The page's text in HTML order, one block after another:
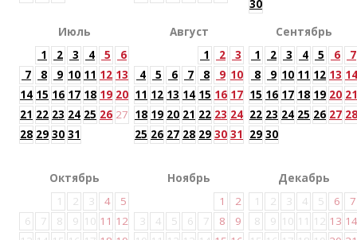
30
Июль
1
2 3 4 5
6
7
8 9 10 11 12 13
14 15 16 17 18 19 20
21 22 23 24 25 26 27
28 29 30 31
Август
1
2
3
4
5 6 7 8 9 10
11 12 13 14 15 16 17
18 19 20 21 22 23 24
25 26 27 28 29 30 31
Сентябрь
1
2 3 4 5 6
7
8
9 10 11 12 13 14
15 16 17 18 19 20 21
22 23 24 25 26 27 28
29 30
Октябрь
1
2 3 4
5
6
7 8 9 10 11 12
Ноябрь
1
2
3
4 5 6 7 8
9
Декабрь
1
2 3 4 5 6
7
8
9 10 11 12 13 14